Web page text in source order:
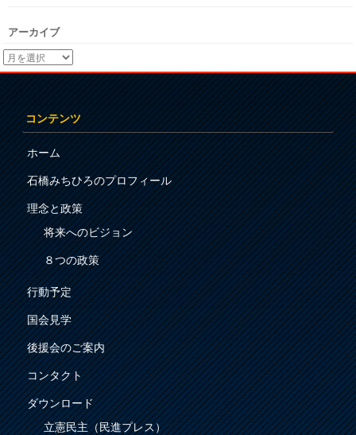
アーカイブ
コンテンツ
ホーム
石橋みちひろのプロフィール
理念と政策
将来へのビジョン
８つの政策
行動予定
国会見学
後援会のご案内
コンタクト
ダウンロード
立憲民主（民進プレス）